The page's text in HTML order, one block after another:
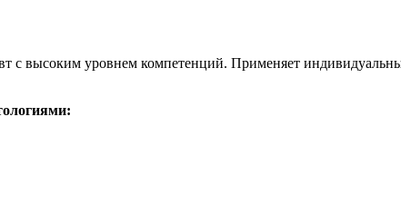
с высоким уровнем компетенций. Применяет